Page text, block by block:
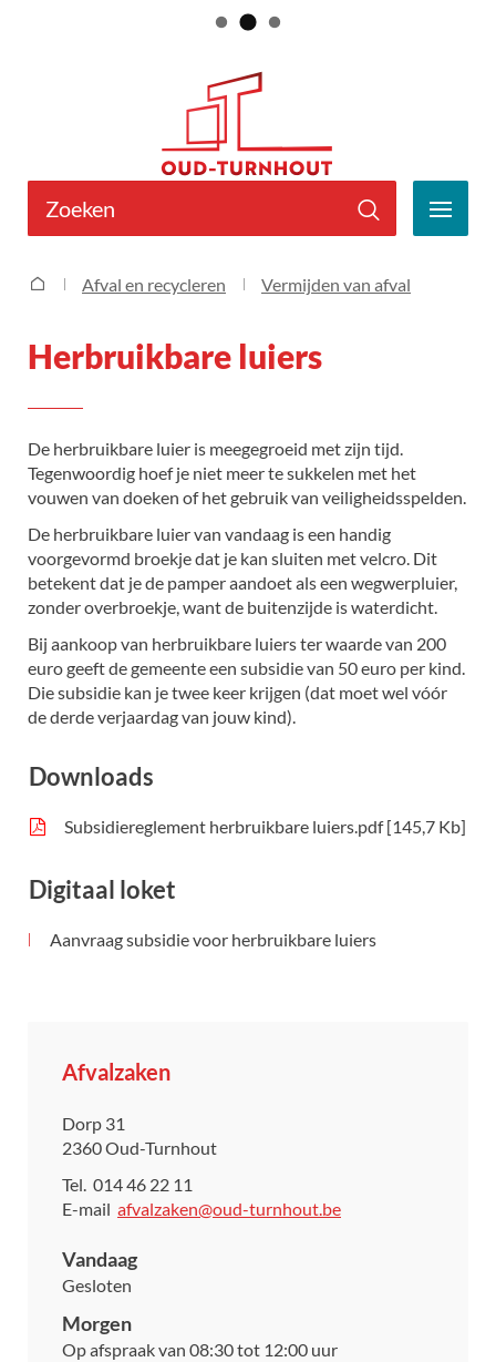
inhoud
zoek
je?
Afval en recycleren Vermijden van afval
Herbruikbare luiers
Herbruikbare luiers
De herbruikbare luier is meegegroeid met zijn tijd.
Tegenwoordig hoef je niet meer te sukkelen met het
vouwen van doeken of het gebruik van veiligheidsspelden.
De herbruikbare luier van vandaag is een handig
voorgevormd broekje dat je kan sluiten met velcro. Dit
betekent dat je de pamper aandoet als een wegwerpluier,
zonder overbroekje, want de buitenzijde is waterdicht.
Bij aankoop van herbruikbare luiers ter waarde van 200
euro geeft de gemeente een subsidie van 50 euro per kind.
Die subsidie kan je twee keer krijgen (dat moet wel vóór
de derde verjaardag van jouw kind).
Downloads
Subsidiereglement herbruikbare luiers.pdf 145,7 Kb
Digitaal loket
Aanvraag subsidie voor herbruikbare luiers
Contact
Afvalzaken
Adres
Dorp 31
,2360Oud-Turnhout
Tel. 014 46 22 11
E-
afvalzaken@oud-turnhout.be
Vandaag
Gesloten
Morgen
Op afspraak van 08:30tot 12:00 uur